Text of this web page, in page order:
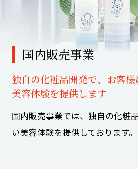
国内販売事業
独自の化粧品開発で、お客様
美容体験を提供します
国内販売事業では、独自の化粧
い美容体験を提供しております。